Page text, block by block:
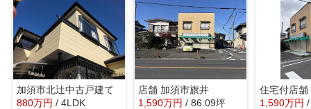
加須市北辻中古戸建て
880万円 / 4LDK
店舗 加須市旗井
1,590万円 / 86.09坪
住宅付店舗
1,590万円